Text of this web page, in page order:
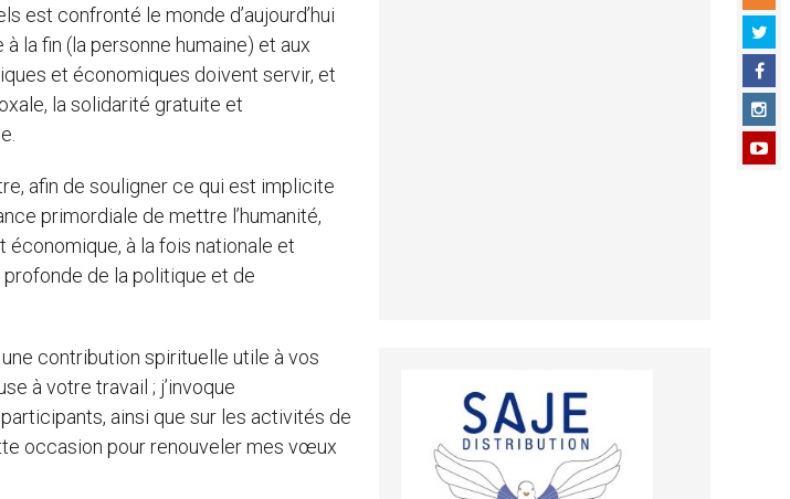
est confronté le monde d’aujourd’hui
la fin (la personne humaine) et aux
et économiques doivent servir, et
la solidarité gratuite et
afin de souligner ce qui est implicite
primordiale de mettre l’humanité,
à la fois nationale et
de la politique et de
contribution spirituelle utile à vos
à votre travail ; j’invoque
ainsi que sur les activités de
occasion pour renouveler mes vœux